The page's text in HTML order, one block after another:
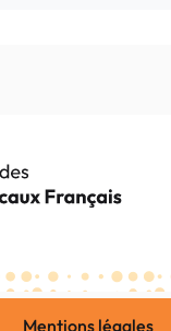
Mentions légales